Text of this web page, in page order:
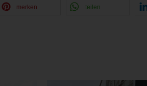
merken teilen